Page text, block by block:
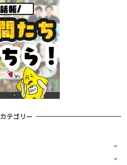
カテゴリー